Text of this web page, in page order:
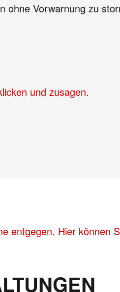
Vorwarnung zu
und zusagen.
entgegen. Hier können